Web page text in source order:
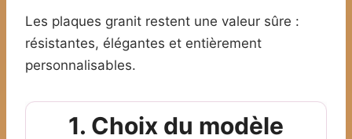
Les plaques granit restent une valeur sûre :
résistantes, élégantes et entièrement
personnalisables.
1. Choix du modèle